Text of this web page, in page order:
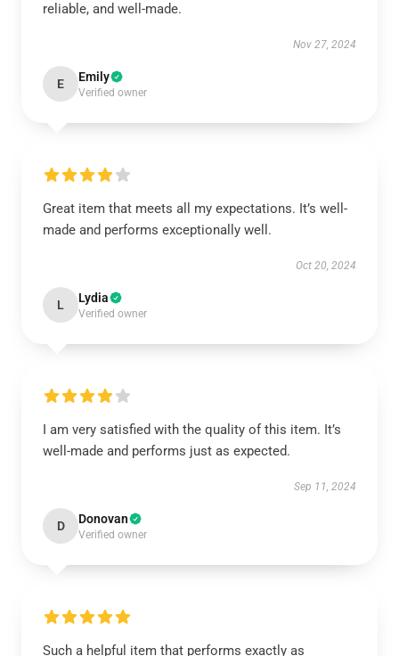
reliable, and well-made.
Nov 27, 2024
E Emily
Verified owner
Great item that meets all my expectations. It’s well-
made and performs exceptionally well.
Oct 20, 2024
L Lydia
Verified owner
I am very satisfied with the quality of this item. It’s
well-made and performs just as expected.
Sep 11, 2024
D Donovan
Verified owner
Such a helpful item that performs exactly as